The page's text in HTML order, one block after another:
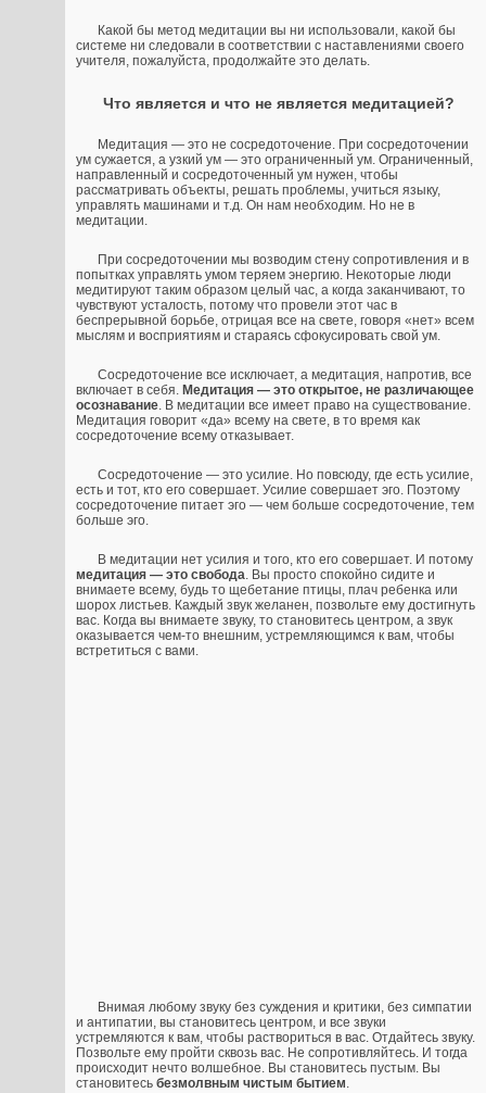
Какой бы метод медитации вы ни использовали, какой бы
системе ни следовали в соответствии с наставлениями своего
учителя, пожалуйста, продолжайте это делать.
Что является и что не является медитацией?
Медитация — это не сосредоточение. При сосредоточении
ум сужается, а узкий ум — это ограниченный ум. Ограниченный,
направленный и сосредоточенный ум нужен, чтобы
рассматривать объекты, решать проблемы, учиться языку,
управлять машинами и т.д. Он нам необходим. Но не в
медитации.
При сосредоточении мы возводим стену сопротивления и в
попытках управлять умом теряем энергию. Некоторые люди
медитируют таким образом целый час, а когда заканчивают, то
чувствуют усталость, потому что провели этот час в
беспрерывной борьбе, отрицая все на свете, говоря «нет» всем
мыслям и восприятиям и стараясь сфокусировать свой ум.
Сосредоточение все исключает, а медитация, напротив, все
включает в себя. Медитация — это открытое, не различающее
осознавание. В медитации все имеет право на существование.
Медитация говорит «да» всему на свете, в то время как
сосредоточение всему отказывает.
Сосредоточение — это усилие. Но повсюду, где есть усилие,
есть и тот, кто его совершает. Усилие совершает эго. Поэтому
сосредоточение питает эго — чем больше сосредоточение, тем
больше эго.
В медитации нет усилия и того, кто его совершает. И потому
медитация — это свобода. Вы просто спокойно сидите и
внимаете всему, будь то щебетание птицы, плач ребенка или
шорох листьев. Каждый звук желанен, позвольте ему достигнуть
вас. Когда вы внимаете звуку, то становитесь центром, а звук
оказывается чем-то внешним, устремляющимся к вам, чтобы
встретиться с вами.
Внимая любому звуку без суждения и критики, без симпатии
и антипатии, вы становитесь центром, и все звуки
устремляются к вам, чтобы раствориться в вас. Отдайтесь звуку.
Позвольте ему пройти сквозь вас. Не сопротивляйтесь. И тогда
происходит нечто волшебное. Вы становитесь пустым. Вы
становитесь безмолвным чистым бытием.